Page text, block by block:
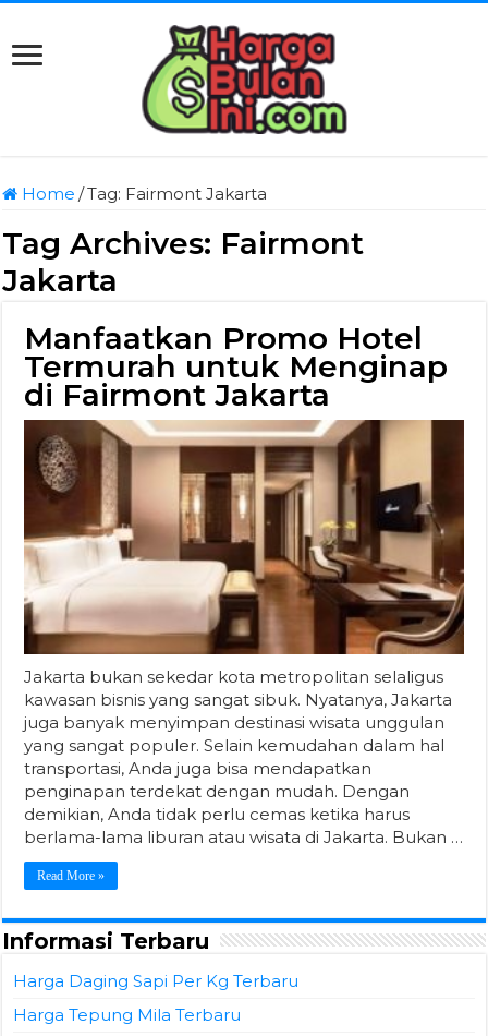
Home /Tag: Fairmont Jakarta
Tag Archives: Fairmont
Jakarta
Manfaatkan Promo Hotel
Termurah untuk Menginap
di Fairmont Jakarta
Jakarta bukan sekedar kota metropolitan selaligus
kawasan bisnis yang sangat sibuk. Nyatanya, Jakarta
juga banyak menyimpan destinasi wisata unggulan
yang sangat populer. Selain kemudahan dalam hal
transportasi, Anda juga bisa mendapatkan
penginapan terdekat dengan mudah. Dengan
demikian, Anda tidak perlu cemas ketika harus
berlama-lama liburan atau wisata di Jakarta. Bukan …
Read More »
Informasi Terbaru
Harga Daging Sapi Per Kg Terbaru
Harga Tepung Mila Terbaru